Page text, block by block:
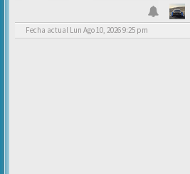
Fecha actual Lun Ago 10, 2026 9:25 pm